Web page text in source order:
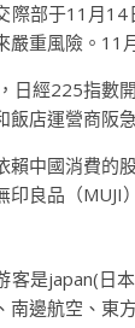
際部于11月
嚴重風險。11
日經225指數
飯店運營商阪
賴中國消費的
印良品（MUJI）
客是japan(日
南邊航空、東